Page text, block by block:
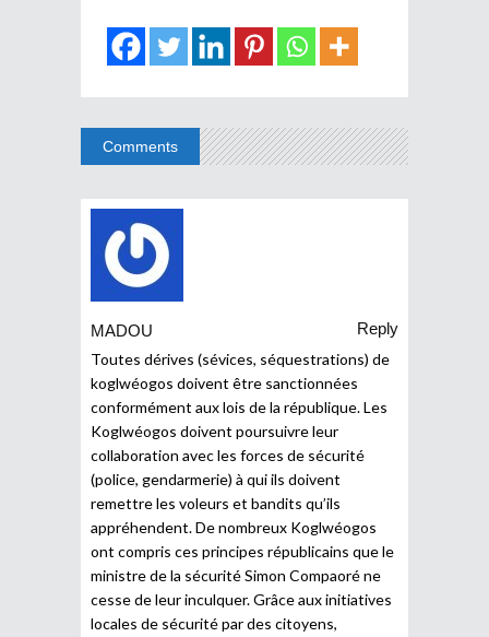
Comments
MADOU
Reply
Toutes dérives (sévices, séquestrations) de
koglwéogos doivent être sanctionnées
conformément aux lois de la république. Les
Koglwéogos doivent poursuivre leur
collaboration avec les forces de sécurité
(police, gendarmerie) à qui ils doivent
remettre les voleurs et bandits qu’ils
appréhendent. De nombreux Koglwéogos
ont compris ces principes républicains que le
ministre de la sécurité Simon Compaoré ne
cesse de leur inculquer. Grâce aux initiatives
locales de sécurité par des citoyens,